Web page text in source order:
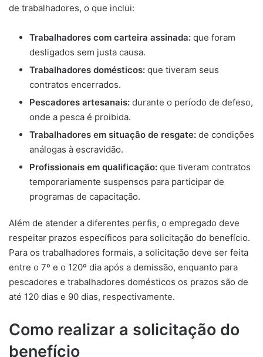
de trabalhadores, o que inclui:
Trabalhadores com carteira assinada: que foram
desligados sem justa causa.
Trabalhadores domésticos: que tiveram seus
contratos encerrados.
Pescadores artesanais: durante o período de defeso,
onde a pesca é proibida.
Trabalhadores em situação de resgate: de condições
análogas à escravidão.
Profissionais em qualificação: que tiveram contratos
temporariamente suspensos para participar de
programas de capacitação.
Além de atender a diferentes perfis, o empregado deve
respeitar prazos específicos para solicitação do benefício.
Para os trabalhadores formais, a solicitação deve ser feita
entre o 7º e o 120º dia após a demissão, enquanto para
pescadores e trabalhadores domésticos os prazos são de
até 120 dias e 90 dias, respectivamente.
Como realizar a solicitação do
benefício